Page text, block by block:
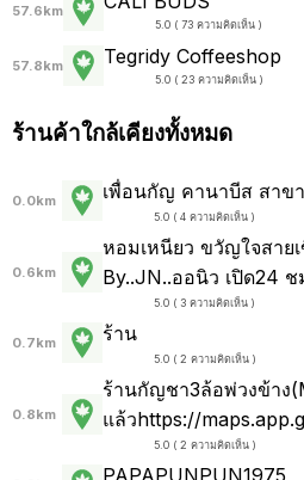
57.6km
5.0 ( 73 ความคิดเห็น )
57.8km Tegridy Coffeeshop
5.0 ( 23 ความคิดเห็น )
ร้านค้าใกล้เคียงทั้งหมด
0.0km เพื่อนกัญ คานาบีส สาข
5.0 ( 4 ความคิดเห็น )
0.6km
หอมเหนียว ขวัญใจสาย
By..JN..ออนิว เปิด24 ช
5.0 ( 3 ความคิดเห็น )
0.7km ร้าน
5.0 ( 2 ความคิดเห็น )
0.8km
ร้านกัญชา3ล้อพ่วงข้าง
แล้วhttps://
5.0 ( 2 ความคิดเห็น )
PAPAPUNPUN1975